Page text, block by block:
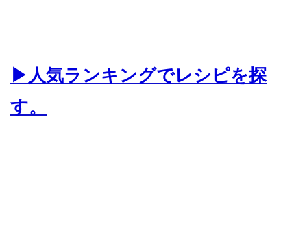
▶人気ランキングでレシピを探
す。